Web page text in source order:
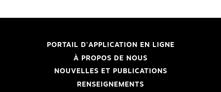
PORTAIL D'APPLICATION EN LIGNE
À PROPOS DE NOUS
NOUVELLES ET PUBLICATIONS
RENSEIGNEMENTS